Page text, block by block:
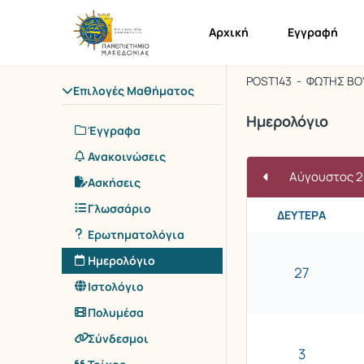
Αρχική Εγγραφή
Επιλογές Μαθήματος
Έγγραφα
Ανακοινώσεις
Ασκήσεις
Γλωσσάριο
Ερωτηματολόγια
Ημερολόγιο
Ιστολόγιο
Πολυμέσα
Σύνδεσμοι
Μάθημα :
Κωδικός :
Διοίκηση
POST143 - ΦΩΤΗΣ
Ημερολόγιο
Αύγουστος
ΔΕΥΤΈΡΑ
27
3